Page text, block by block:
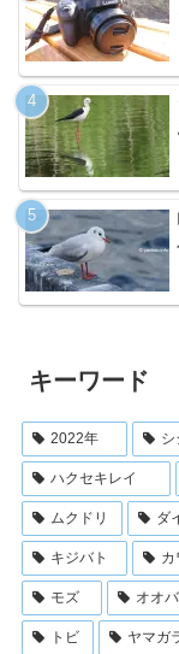
キーワード
2022年 シ
ハクセキレイ
ムクドリ ダ
キジバト カ
モズ オオ
トビ ヤマガ